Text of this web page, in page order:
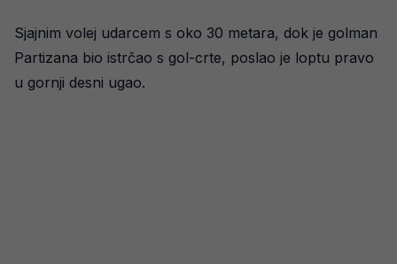
Sjajnim volej udarcem s oko 30 metara, dok je golman
Partizana bio istrčao s gol-crte, poslao je loptu pravo
u gornji desni ugao.